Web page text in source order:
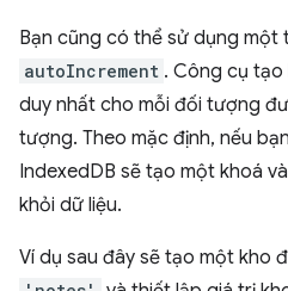
Bạn cũng có thể sử dụng một
autoIncrement . Công cụ
duy nhất cho mỗi đối tượng
tượng. Theo mặc định, nếu
IndexedDB sẽ tạo một khoá
khỏi dữ liệu.
Ví dụ sau đây sẽ tạo một kho